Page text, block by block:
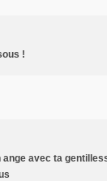
!
avec ta